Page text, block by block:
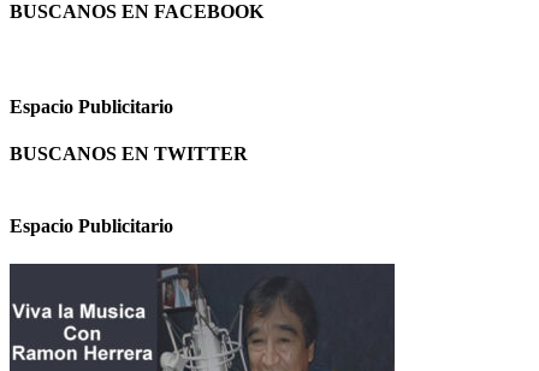
BUSCANOS EN FACEBOOK
Espacio Publicitario
BUSCANOS EN TWITTER
Espacio Publicitario